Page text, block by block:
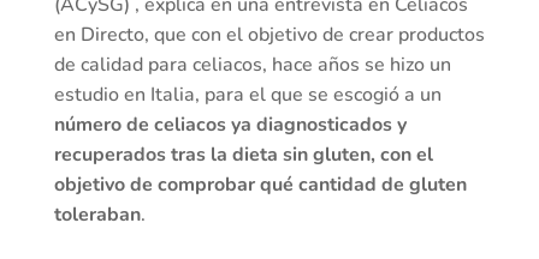
en Directo, que con el objetivo de crear productos
de calidad para celiacos, hace años se hizo un
estudio en Italia, para el que se escogió a un
número de celiacos ya diagnosticados y
recuperados tras la dieta sin gluten, con el
objetivo de comprobar qué cantidad de gluten
toleraban.